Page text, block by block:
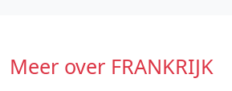
Meer over FRANKRIJK